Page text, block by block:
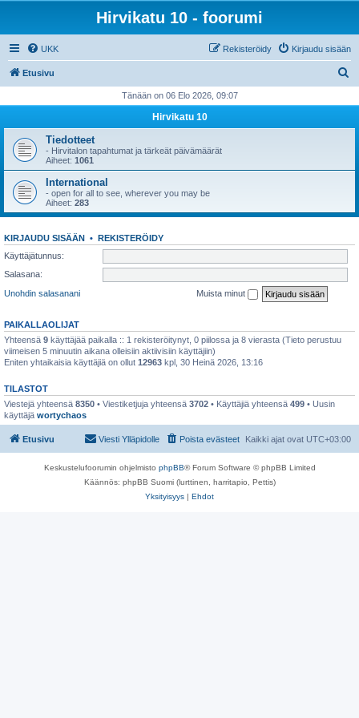
Hirvikatu 10 - foorumi
UKK Kirjaudu sisään
Rekisteröidy
Etusivu
i
Tänään on 06 Elo 2026, 09:07
Hirvikatu 10
Tiedotteet
- Hirvitalon tapahtumat ja tärkeät päivämäärät
Aiheet: 1061
International
- open for all to see, wherever you may be
Aiheet: 283
KIRJAUDU SISÄÄN • REKISTERÖIDY
Käyttäjätunnus:
Salasana:
Unohdin salasanani
Muista minut
PAIKALLAOLIJAT
Yhteensä 9 käyttäjää paikalla :: 1 rekisteröitynyt, 0 piilossa ja 8 vierasta (Tieto perustuu
viimeisen 5 minuutin aikana olleisiin aktiivisiin käyttäjiin)
Eniten yhtaikaisia käyttäjiä on ollut 12963 kpl, 30 Heinä 2026, 13:16
TILASTOT
Viestejä yhteensä 8350 • Viestiketjuja yhteensä 3702 • Käyttäjiä yhteensä 499 • Uusin
käyttäjä wortychaos
Etusivu Kaikki ajat ovat UTC+03:00
Poista evästeet
Viesti Ylläpidolle
Keskustelufoorumin ohjelmisto phpBB® Forum Software © phpBB Limited
Käännös: phpBB Suomi (lurttinen, harritapio, Pettis)
Yksityisyys | Ehdot